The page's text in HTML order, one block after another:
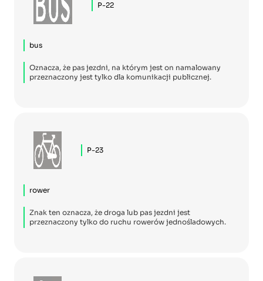
P-22
bus
Oznacza, że pas jezdni, na którym jest on namalowany
przeznaczony jest tylko dla komunikacji publicznej.
P-23
rower
Znak ten oznacza, że droga lub pas jezdni jest
przeznaczony tylko do ruchu rowerów jednośladowych.